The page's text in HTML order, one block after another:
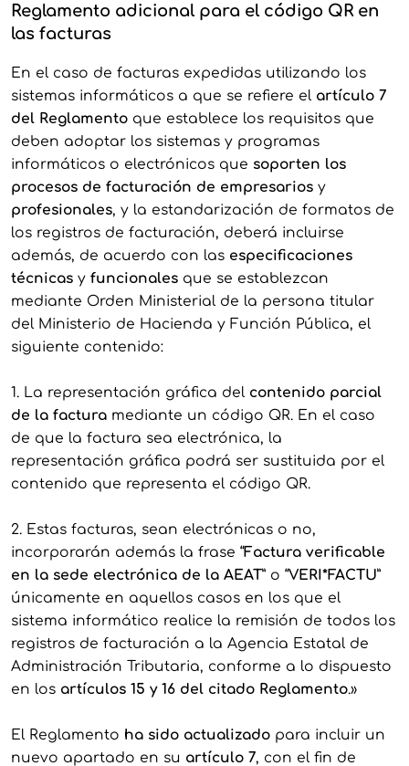
Reglamento adicional para el código QR en
las facturas
En el caso de facturas expedidas utilizando los
sistemas informáticos a que se refiere el artículo 7
del Reglamentoque establece los requisitos que
deben adoptar los sistemas y programas
informáticos o electrónicos que soporten los
procesos de facturación de empresariosy
profesionales, y la estandarización de formatos de
los registros de facturación, deberá incluirse
además, de acuerdo con las especificaciones
técnicasy funcionalesque se establezcan
mediante Orden Ministerial de la persona titular
del Ministerio de Hacienda y Función Pública, el
siguiente contenido:
1. La representación gráfica del contenido parcial
de la facturamediante un código QR. En el caso
de que la factura sea electrónica, la
representación gráfica podrá ser sustituida por el
contenido que representa el código QR.
2. Estas facturas, sean electrónicas o no,
incorporarán además la frase “Factura verificable
en la sede electrónica de la AEAT” o “VERI*FACTU”
únicamente en aquellos casos en los que el
sistema informático realice la remisión de todos los
registros de facturación a la Agencia Estatal de
Administración Tributaria, conforme a lo dispuesto
en los artículos 15 y 16 del citado Reglamento.»
El Reglamento ha sido actualizadopara incluir un
nuevo apartado en su artículo 7, con el fin de